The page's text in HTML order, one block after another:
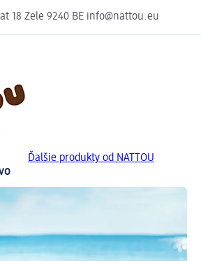
18 Zele 9240 BE info@nattou.eu
Ďalšie produkty od NATTOU